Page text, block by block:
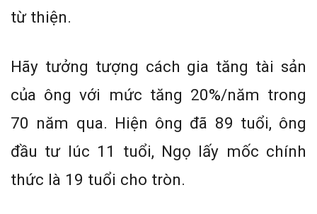
từ thiện.
Hãy tưởng tượng cách gia tăng tài sản
của ông với mức tăng 20%/năm trong
70 năm qua. Hiện ông đã 89 tuổi, ông
đầu tư lúc 11 tuổi, Ngọ lấy mốc chính
thức là 19 tuổi cho tròn.